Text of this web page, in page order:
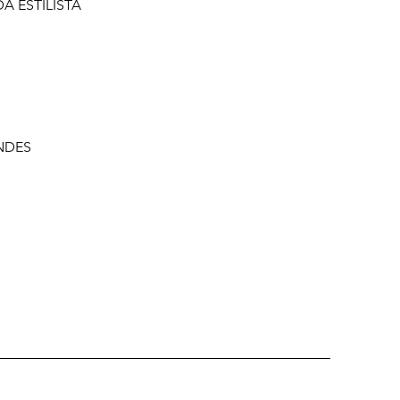
ESTILISTA